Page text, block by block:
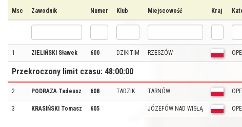
Msc Zawodnik Numer Klub Miejscowość Kraj
1 ZIELIŃSKI Sławek 600 DZIKITIM RZESZÓW
Przekroczony limit czasu: 48:00:00
2 PODRAZA Tadeusz 608 TADZIK TARNÓW
3 KRASIŃSKI Tomasz 605 JÓZEFÓW NAD WISŁĄ